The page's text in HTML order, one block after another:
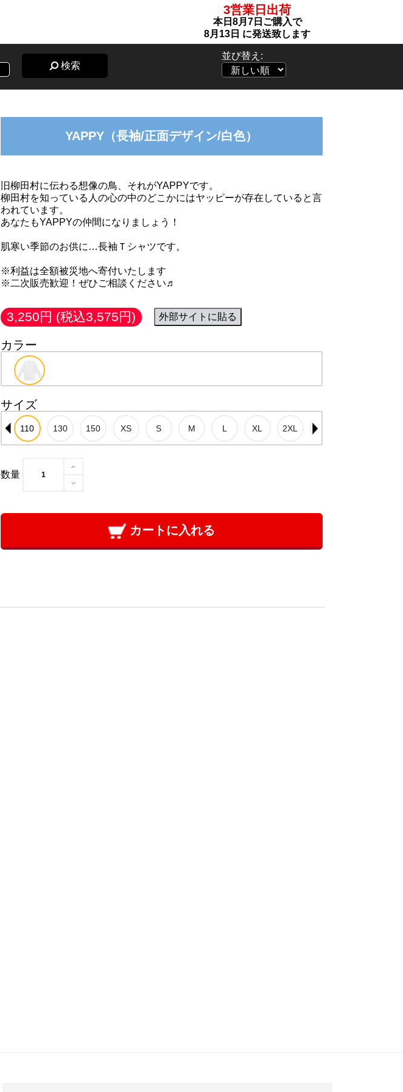
3営業日出荷
本日 8月7日 ご購入で
8月13日 に発送致します
検索
並び替え:
YAPPY（長袖/正面デザイン/白色）
旧柳田村に伝わる想像の鳥、それがYAPPYです。
柳田村を知っている人の心の中のどこかにはヤッピーが存在していると言
われています。
あなたもYAPPYの仲間になりましょう！
肌寒い季節のお供に…長袖Ｔシャツです。
※利益は全額被災地へ寄付いたします
※二次販売歓迎！ぜひご相談ください♬
3,250円 (税込3,575円) 外部サイトに貼る
カラー
サイズ
数量
カートに入れる